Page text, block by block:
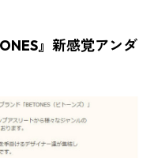
』新感覚アンダ